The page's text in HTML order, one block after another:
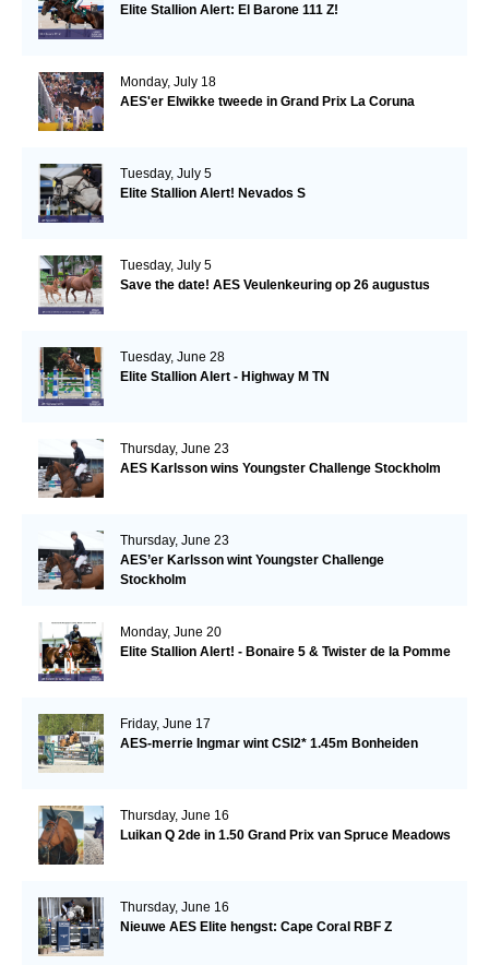
Elite Stallion Alert: El Barone 111 Z!
Monday, July 18
AES'er Elwikke tweede in Grand Prix La Coruna
Tuesday, July 5
Elite Stallion Alert! Nevados S
Tuesday, July 5
Save the date! AES Veulenkeuring op 26 augustus
Tuesday, June 28
Elite Stallion Alert - Highway M TN
Thursday, June 23
AES Karlsson wins Youngster Challenge Stockholm
Thursday, June 23
AES’er Karlsson wint Youngster Challenge
Stockholm
Monday, June 20
Elite Stallion Alert! - Bonaire 5 & Twister de la Pomme
Friday, June 17
AES-merrie Ingmar wint CSI2* 1.45m Bonheiden
Thursday, June 16
Luikan Q 2de in 1.50 Grand Prix van Spruce Meadows
Thursday, June 16
Nieuwe AES Elite hengst: Cape Coral RBF Z